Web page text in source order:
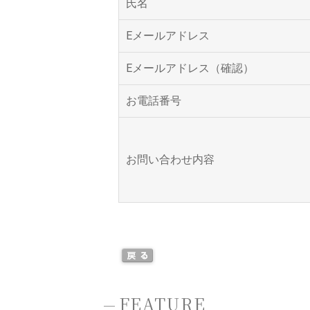
氏名
Eメールアドレス
Eメールアドレス（確認）
お電話番号
お問い合わせ内容
-FEATURE